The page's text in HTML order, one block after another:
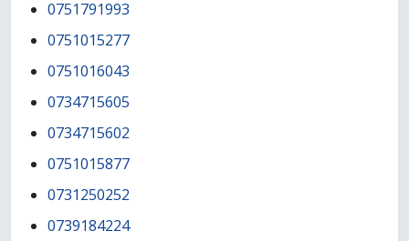
0751791993
0751015277
0751016043
0734715605
0734715602
0751015877
0731250252
0739184224